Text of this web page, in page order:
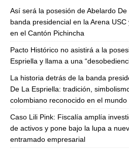
Así será la posesión de Abelardo
banda presidencial en la Arena
en el Cantón Pichincha
Pacto Histórico no asistirá a la
Espriella y llama a una
La historia detrás de la banda
De La Espriella: tradición,
colombiano reconocido en el mundo
Caso Lili Pink: Fiscalía amplía
de activos y pone bajo la lupa a
entramado empresarial